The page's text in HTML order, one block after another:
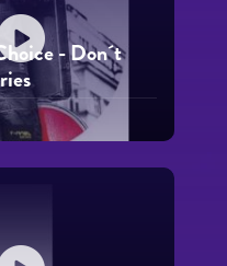
- Don´t